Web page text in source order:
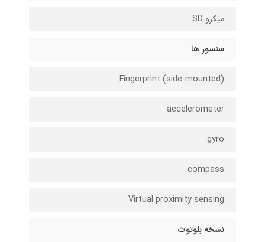
میکرو SD
سنسور ها
Fingerprint (side-mounted)
accelerometer
gyro
compass
Virtual proximity sensing
نسخه بلوتوث